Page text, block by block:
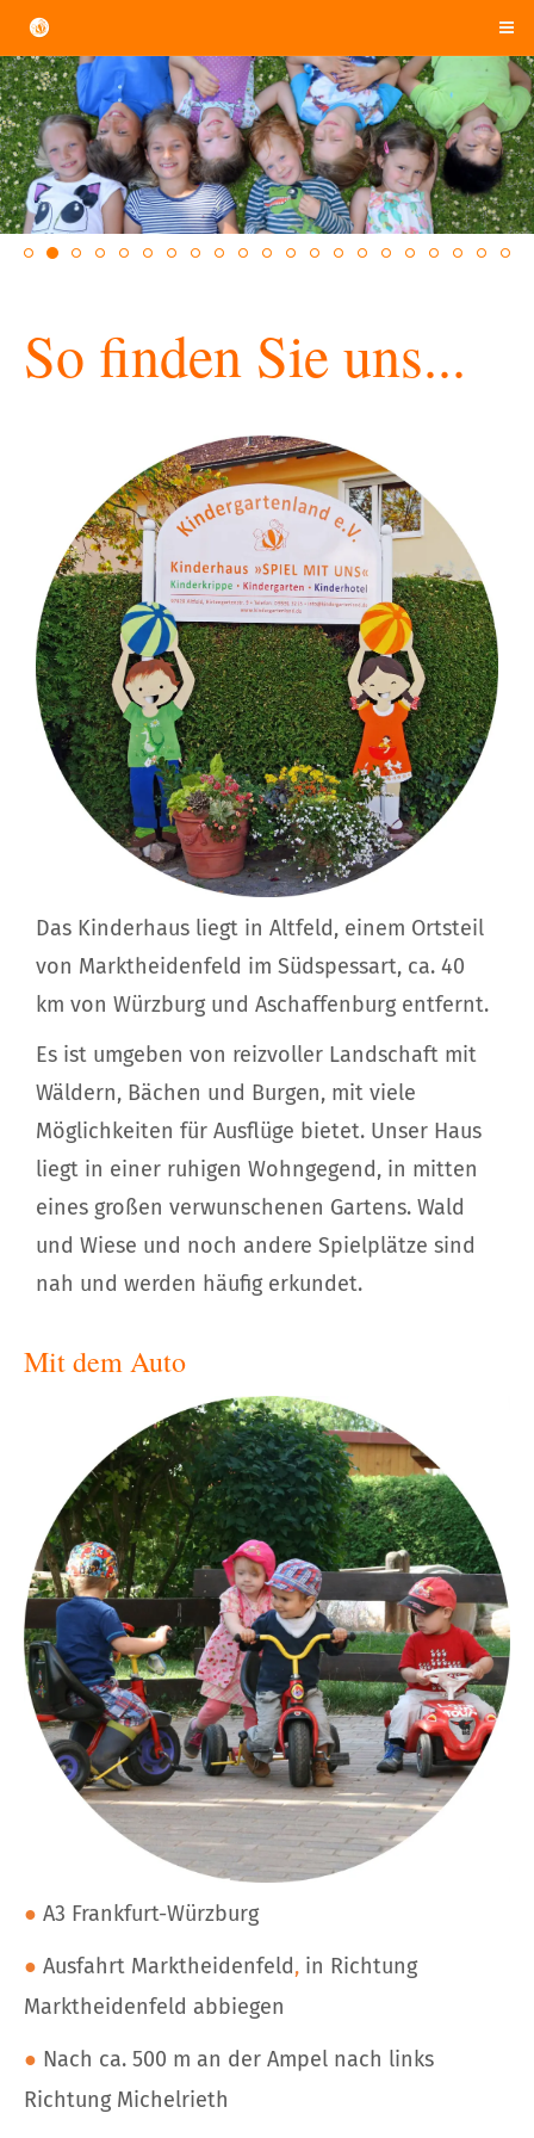
So finden Sie uns...
Das Kinderhaus liegt in Altfeld, einem Ortsteil
von Marktheidenfeld im Südspessart, ca. 40
km von Würzburg und Aschaffenburg entfernt.
Es ist umgeben von reizvoller Landschaft mit
Wäldern, Bächen und Burgen, mit viele
Möglichkeiten für Ausflüge bietet. Unser Haus
liegt in einer ruhigen Wohngegend, in mitten
eines großen verwunschenen Gartens. Wald
und Wiese und noch andere Spielplätze sind
nah und werden häufig erkundet.
Mit dem Auto
● A3 Frankfurt-Würzburg
● Ausfahrt Marktheidenfeld, in Richtung
Marktheidenfeld abbiegen
● Nach ca. 500 m an der Ampel nach links
Richtung Michelrieth